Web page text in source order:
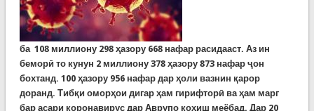
ба 108 миллиону 298 ҳазору 668нафар расидааст. Аз ин
беморӣ то кунун 2 миллиону 378 ҳазору 873 нафар ҷон
бохтанд. 100 ҳазору 956 нафар дар ҳоли вазнин қарор
доранд. Тибқи оморҳои дигар ҳам гирифторӣ ва ҳам марг
бар асари коронавирус дар Аврупо коҳиш меёбад. Дар 20